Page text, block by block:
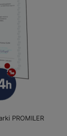
PROMILER